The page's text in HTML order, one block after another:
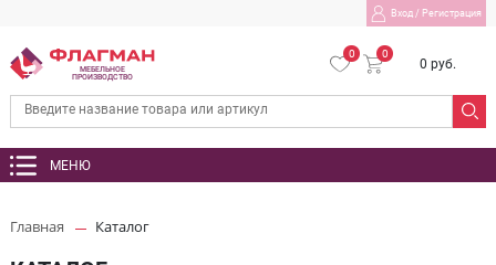
Вход/ Регистрация
МЕБЕЛЬНОЕ
ПРОИЗВОДСТВО
0 0
0 руб.
МЕНЮ
Главная Каталог